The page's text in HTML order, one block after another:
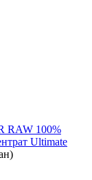
RAW 100%
Ultimate